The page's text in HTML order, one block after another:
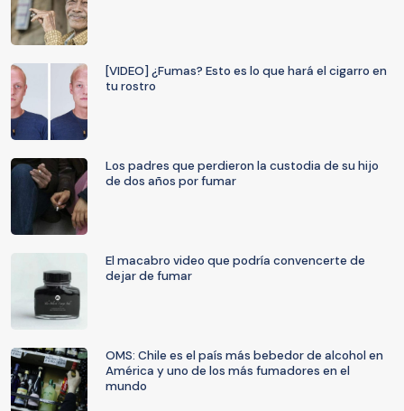
[VIDEO] ¿Fumas? Esto es lo que hará el cigarro en
tu rostro
Los padres que perdieron la custodia de su hijo
de dos años por fumar
El macabro video que podría convencerte de
dejar de fumar
OMS: Chile es el país más bebedor de alcohol en
América y uno de los más fumadores en el
mundo